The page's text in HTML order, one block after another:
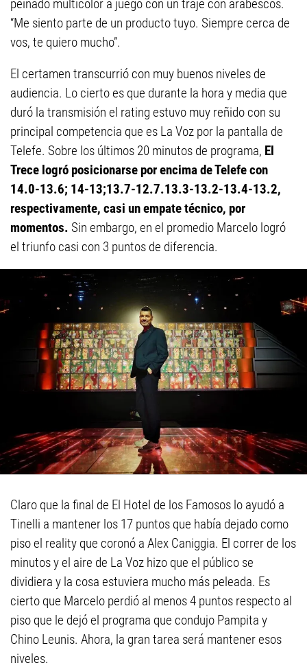
peinado multicolor a juego con un traje con arabescos.
“Me siento parte de un producto tuyo. Siempre cerca de
vos, te quiero mucho”.
El certamen transcurrió con muy buenos niveles de
audiencia. Lo cierto es que durante la hora y media que
duró la transmisión el rating estuvo muy reñido con su
principal competencia que es La Voz por la pantalla de
Telefe. Sobre los últimos 20 minutos de programa, El
Trece logró posicionarse por encima de Telefe con
14.0-13.6; 14-13;13.7-12.7.13.3-13.2-13.4-13.2,
respectivamente, casi un empate técnico, por
momentos. Sin embargo, en el promedio Marcelo logró
el triunfo casi con 3 puntos de diferencia.
Claro que la final de El Hotel de los Famosos lo ayudó a
Tinelli a mantener los 17 puntos que había dejado como
piso el reality que coronó a Alex Caniggia. El correr de los
minutos y el aire de La Voz hizo que el público se
dividiera y la cosa estuviera mucho más peleada. Es
cierto que Marcelo perdió al menos 4 puntos respecto al
piso que le dejó el programa que condujo Pampita y
Chino Leunis. Ahora, la gran tarea será mantener esos
niveles.